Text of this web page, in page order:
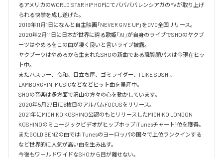
るアメリカのWORLD STAR HIP HOPにてババババレンシアガのPVが取り上げ
られる快挙を成し遂げた。
2019年11月1日になんと自主映画「NEVER GIVE UP」をDVD全国リリース。
2020年2月11日に日本が世界に誇る歌姫「AI」が自身のライブでSHOのヤクブ
ーツはやめろをこの曲が凄く良いと言いライブ披露。
ヤクブーツはやめろから生まれたSHOの新曲である職質顔パスは今現在ヒッ
ト中。
またハスラー、令和、目立ち屋、ゴミライダー、I LIKE SUSHI、
LAMBORGHINI MUSICなどなどヒット曲を量産中。
SHOの音楽は多方面で沢山の方々の心を動かしています。
2020年5月27日に6枚目のアルバムFOCUSをリリース。
2021年にMICHIKO KOSHINO公認のもとリリースしたMICHIKO LONDON
KOSHINOのミュージックビデオがヒップホップiTunesチャート1位を獲得。
またGOLD BENZの曲ではiTunesのヨーロッパの国々で上位ランクインする
など世界的に人気が高い曲を生み出す。
今後もワールドワイドなSHOから目が離せない。